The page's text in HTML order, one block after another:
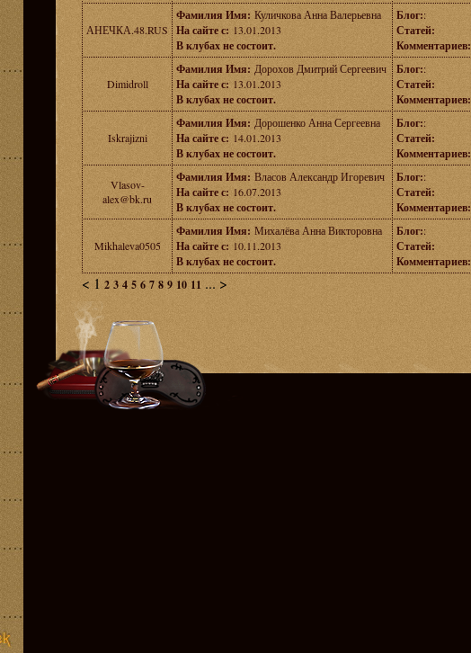
АНЕЧКА.48.RUS
Фамилия Имя: Куличкова Анна Валерьевна
На сайте с: 13.01.2013
В клубах не состоит.
Блог::
Статей:
Комментариев:
Dimidroll
Фамилия Имя: Дорохов Дмитрий Сергеевич
На сайте с:13.01.2013
В клубах не состоит.
Блог::
Статей:
Комментариев:
Iskrajizni
Фамилия Имя: Дорошенко Анна Сергеевна
На сайте с: 14.01.2013
В клубах не состоит.
Блог::
Статей:
Комментариев:
Vlasov-
alex@bk.ru
Фамилия Имя: Власов Александр Игоревич
На сайте с:16.07.2013
В клубах не состоит.
Блог::
Статей:
Комментариев:
Mikhaleva0505
Фамилия Имя: Михалёва Анна Викторовна
На сайте с: 10.11.2013
В клубах не состоит.
Блог::
Статей:
Комментариев:
< 1 2 3 4 5 6 7 8 9 10 11 ... >